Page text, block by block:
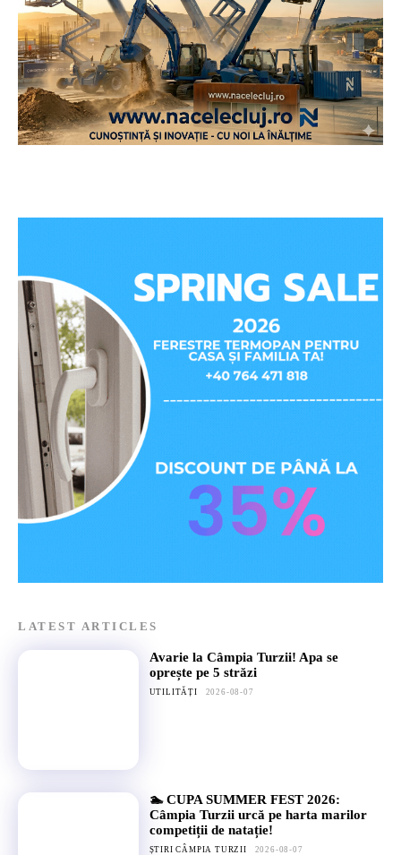
LATEST ARTICLES
Avarie la Câmpia Turzii! Apa se
oprește pe 5 străzi
UTILITĂȚI 2026-08-07
🏊 CUPA SUMMER FEST 2026:
Câmpia Turzii urcă pe harta marilor
competiții de natație!
ȘTIRI CÂMPIA TURZII 2026-08-07